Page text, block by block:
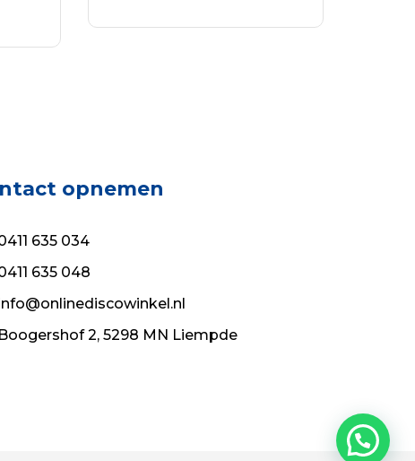
was:
is:
WINKELWAGEN
opnemen
635 034
635 048
Boogershof 2, 5298 MN Liempde